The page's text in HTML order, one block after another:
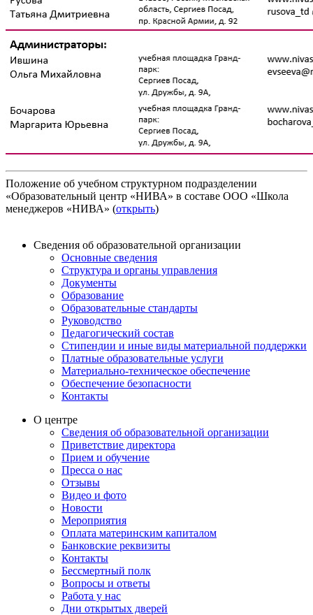
Положение об учебном структурном подразделении
«Образовательный центр «НИВА» в составе ООО «Школа
менеджеров «НИВА» (открыть)
Сведения об образовательной организации
Основные сведения
Структура и органы управления
Документы
Образование
Образовательные стандарты
Руководство
Педагогический состав
Стипендии и иные виды материальной поддержки
Платные образовательные услуги
Материально-техническое обеспечение
Обеспечение безопасности
Контакты
О центре
Сведения об образовательной организации
Приветствие директора
Прием и обучение
Пресса о нас
Отзывы
Видео и фото
Новости
Мероприятия
Оплата материнским капиталом
Банковские реквизиты
Контакты
Бессмертный полк
Вопросы и ответы
Работа у нас
Дни открытых дверей